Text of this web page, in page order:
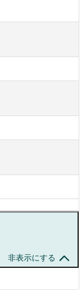
非表示にする